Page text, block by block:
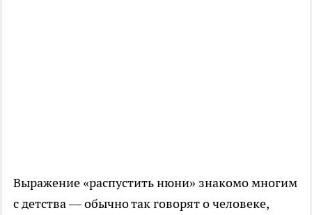
Выражение «распустить нюни» знакомо многим
с детства — обычно так говорят о человеке,